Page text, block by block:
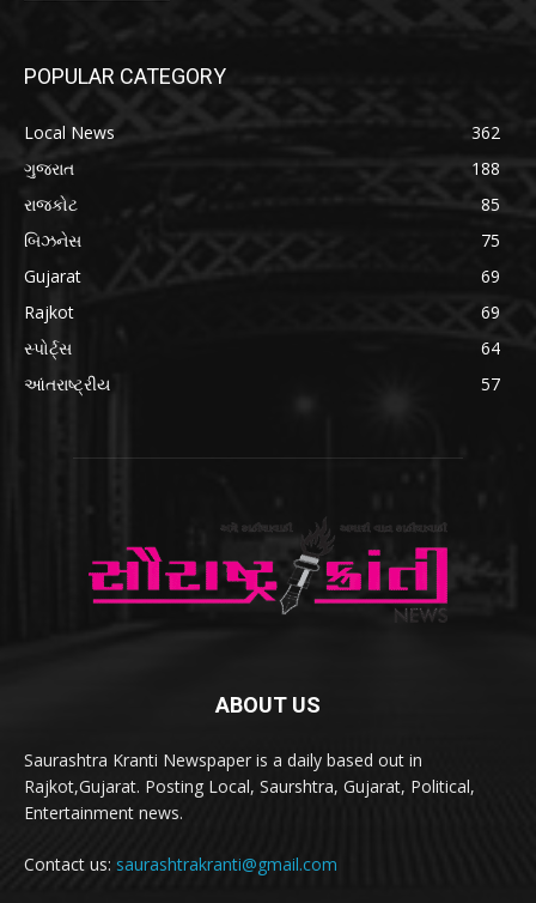
POPULAR CATEGORY
Local News
362
ગુજરાત
188
રાજકોટ
85
બિઝનેસ
75
Gujarat
69
Rajkot
69
સ્પોર્ટ્સ
64
આંતરાષ્ટ્રીય
57
ABOUT US
Saurashtra Kranti Newspaper is a daily based out in
Rajkot,Gujarat. Posting Local, Saurshtra, Gujarat, Political,
Entertainment news.
Contact us: saurashtrakranti@gmail.com